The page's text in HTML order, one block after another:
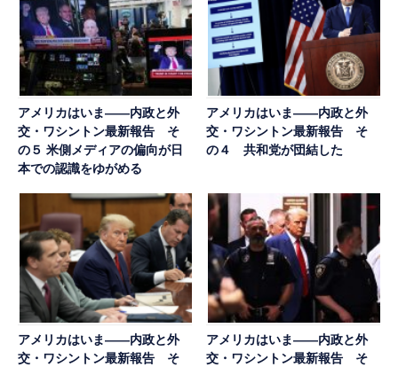
アメリカはいま――内政と外
交・ワシントン最新報告 そ
の５ 米側メディアの偏向が日
本での認識をゆがめる
アメリカはいま――内政と外
交・ワシントン最新報告 そ
の４ 共和党が団結した
アメリカはいま――内政と外
交・ワシントン最新報告 そ
アメリカはいま――内政と外
交・ワシントン最新報告 そ